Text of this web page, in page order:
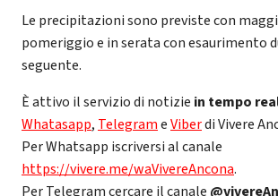
Le precipitazioni sono previste con
pomeriggio e in serata con esaurimento
seguente.
È attivo il servizio di notizie in tempo
Whatasapp, TelegrameViberdi Vivere
Per Whatsapp iscriversi al canale
https://vivere.me/waVivereAncona.
Per Telegram cercare il canale